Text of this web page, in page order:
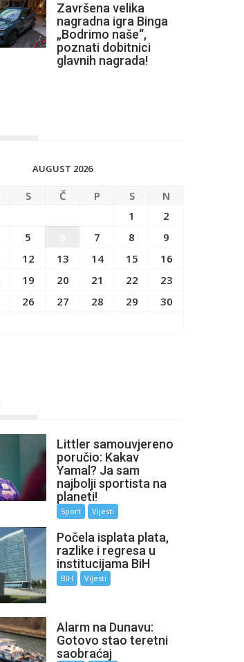
Završena velika
nagradna igra Binga
„Bodrimo naše“,
poznati dobitnici
glavnih nagrada!
AUGUST 2026
S Č P S
N
1
2
5 7 8
9
12 13 14 15
16
19 20 21 22
23
26 27 28 29
30
Littler samouvjereno
poručio: Kakav
Yamal? Ja sam
najbolji sportista na
planeti!
Sport Vijesti
Počela isplata plata,
razlike i regresa u
institucijama BiH
BiH Vijesti
Alarm na Dunavu:
Gotovo stao teretni
saobraćaj